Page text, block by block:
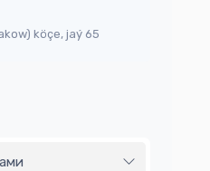
köçe, jaý 65